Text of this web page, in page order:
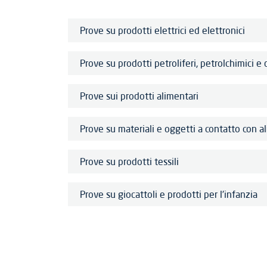
Prove su prodotti elettrici ed elettronici
Prove su prodotti petroliferi, petrolchimici e
Prove sui prodotti alimentari
Prove su materiali e oggetti a contatto con
Prove su prodotti tessili
Prove su giocattoli e prodotti per l'infanzia